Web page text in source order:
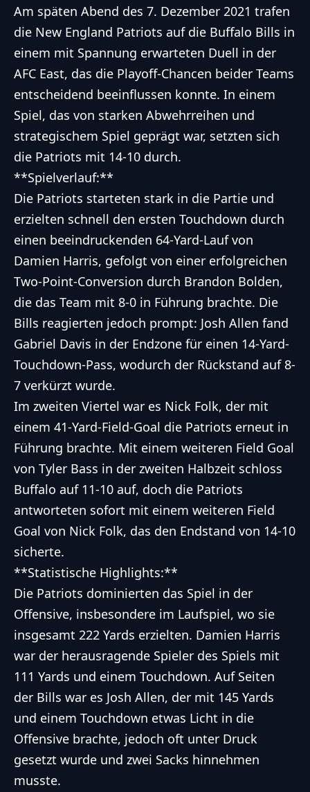
Am späten Abend des 7. Dezember 2021 trafen
die New England Patriots auf die Buffalo Bills in
einem mit Spannung erwarteten Duell in der
AFC East, das die Playoff-Chancen beider Teams
entscheidend beeinflussen konnte. In einem
Spiel, das von starken Abwehrreihen und
strategischem Spiel geprägt war, setzten sich
die Patriots mit 14-10 durch.
**Spielverlauf:**
Die Patriots starteten stark in die Partie und
erzielten schnell den ersten Touchdown durch
einen beeindruckenden 64-Yard-Lauf von
Damien Harris, gefolgt von einer erfolgreichen
Two-Point-Conversion durch Brandon Bolden,
die das Team mit 8-0 in Führung brachte. Die
Bills reagierten jedoch prompt: Josh Allen fand
Gabriel Davis in der Endzone für einen 14-Yard-
Touchdown-Pass, wodurch der Rückstand auf 8-
7 verkürzt wurde.
Im zweiten Viertel war es Nick Folk, der mit
einem 41-Yard-Field-Goal die Patriots erneut in
Führung brachte. Mit einem weiteren Field Goal
von Tyler Bass in der zweiten Halbzeit schloss
Buffalo auf 11-10 auf, doch die Patriots
antworteten sofort mit einem weiteren Field
Goal von Nick Folk, das den Endstand von 14-10
sicherte.
**Statistische Highlights:**
Die Patriots dominierten das Spiel in der
Offensive, insbesondere im Laufspiel, wo sie
insgesamt 222 Yards erzielten. Damien Harris
war der herausragende Spieler des Spiels mit
111 Yards und einem Touchdown. Auf Seiten
der Bills war es Josh Allen, der mit 145 Yards
und einem Touchdown etwas Licht in die
Offensive brachte, jedoch oft unter Druck
gesetzt wurde und zwei Sacks hinnehmen
musste.